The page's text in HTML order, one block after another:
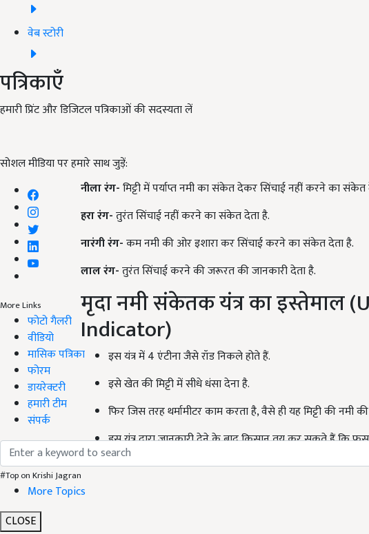
वेब स्टोरी
पत्रिकाएँ
हमारी प्रिंट और डिजिटल पत्रिकाओं की सदस्यता लें
सोशल मीडिया पर हमारे साथ जुड़ें:
More Links
फोटो गैलरी
वीडियो
मासिक पत्रिका
फोरम
डायरेक्टरी
हमारी टीम
संपर्क
#Top on Krishi Jagran
More Topics
CLOSE
नीला रंग-मिट्टी में पर्याप्त नमी का संकेत देकर सिंचाई नहीं करने का संकेत
हरा रंग-तुरंत सिंचाई नहीं करने का संकेत देता है.
नारंगी रंग-कम नमी की ओर इशारा कर सिंचाई करने का संकेत देता है.
लाल रंग-तुरंत सिंचाई करने की जरूरत की जानकारी देता है.
मृदा नमी संकेतक यंत्र का इस्तेमाल
Indicator)
इस यंत्र में 4 एंटीना जैसे रॉड निकले होते हैं.
इसे खेत की मिट्टी में सीधे धंसा देना है.
फिर जिस तरह थर्मामीटर काम करता है, वैसे ही यह मिट्टी की नमी
इस यंत्र द्वारा जानकारी देने के बाद किसान तय कर सकते हैं कि